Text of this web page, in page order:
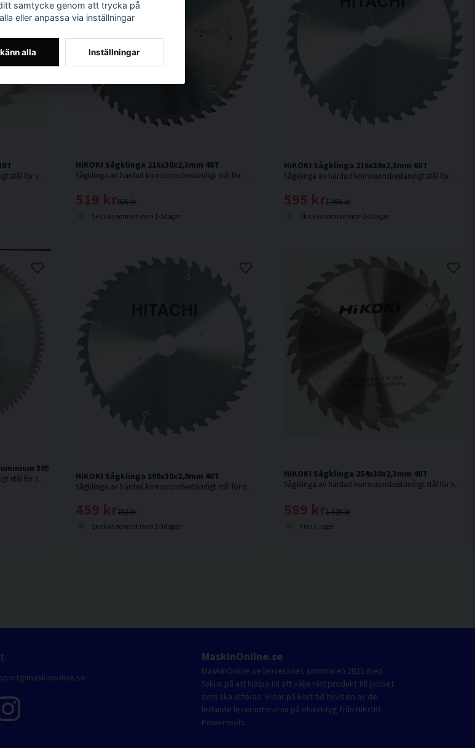
Sågklinga av härdad korrosionsbeständigt stål för sågning i hårt och mjukt trä.
HiKOKI Sågklinga 216x30x2,3mm 48T
Sågklinga av härdad korrosionsbeständigt stål för mycket fin sågning i hårt och mjukt trä.
959 kr
519 kr
Skickas normalt inom 1-3 dagar
HiKOKI Sågklinga 216x30x2,3mm 60T
Sågklinga av härdad korrosionsbeständigt stål för mycket fin sågning i hårt och mjukt trä.
1 069 kr
595 kr
Skickas normalt inom 1-3 dagar
305x30x2,8mm 96T
Sågklinga av härdad korrosionsbeständigt stål för sågning i hårda och mjuka träslag och även aluminiumsmaterialer. HiKOKI Sågklinga 190x30x2,0mm 40T
Sågklinga av härdad korrosionsbeständigt stål för sågning i hårt och mjukt trä.
763 kr
459 kr
Skickas normalt inom 1-3 dagar
HiKOKI Sågklinga 254x30x2,3mm 40T
Sågklinga av härdad korrosionsbeständigt stål för kapning i hårt och mjukt trä.
1 039 kr
589 kr
Finns i lager
MaskinOnline.se
MaskinOnline.se lanserades sommaren 2021 med
fokus på att hjälpa till att välja rätt produkt till jobbet
som ska utföras. Vi har på kort tid blivit en av de
ledande leverantörerna på elverktyg från HiKOKI
Powertools.
samtycke genom att trycka på
eller anpassa via inställningar
alla Inställningar